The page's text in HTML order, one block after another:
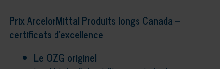
Prix ArcelorMittal Produits longs Canada –
certificats d’excellence
Le OZG originel